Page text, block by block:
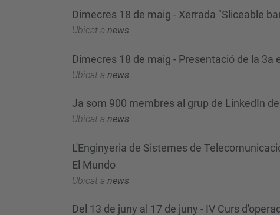
Dimecres 18 de maig - Xerrada "Sliceable
Ubicat a news
Dimecres 18 de maig - Presentació de la 3a
Ubicat a news
Ja som 900 membres al grup de LinkedIn de
Ubicat a news
L'Enginyeria de Sistemes de
El Mundo
Ubicat a news
Del 13 de juny al 17 de juny - IV Curs